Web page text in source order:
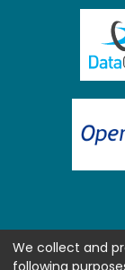
We collect and
following